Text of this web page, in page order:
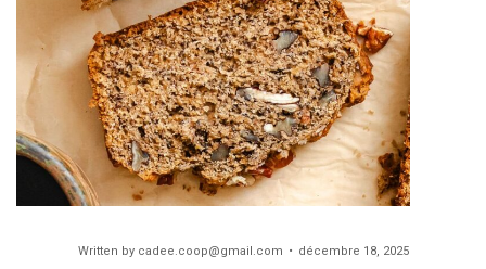
Written by cadee.coop@gmail.com décembre 18, 2025